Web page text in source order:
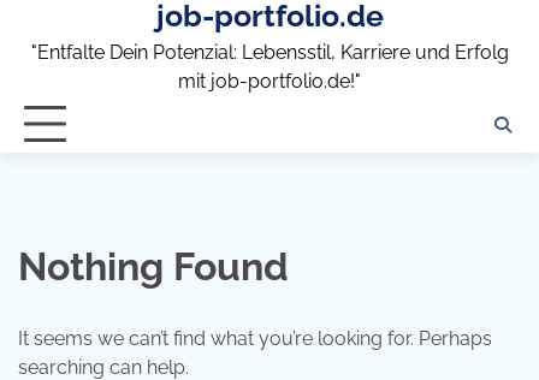
job-portfolio.de
"Entfalte Dein Potenzial: Lebensstil, Karriere und Erfolg
mit job-portfolio.de!"
Nothing Found
It seems we can’t find what you’re looking for. Perhaps
searching can help.